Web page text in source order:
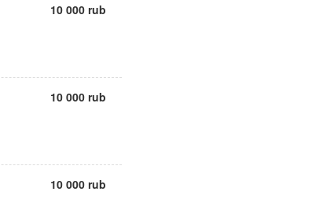
10 000 rub
10 000 rub
10 000 rub